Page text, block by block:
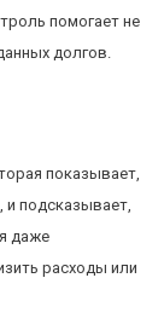
помогает не
долгов.
показывает,
и подсказывает,
даже
расходы или